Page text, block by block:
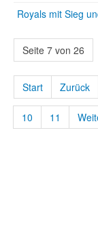
Royals mit Sieg
Seite 7 von 26
Start Zurück
10 11